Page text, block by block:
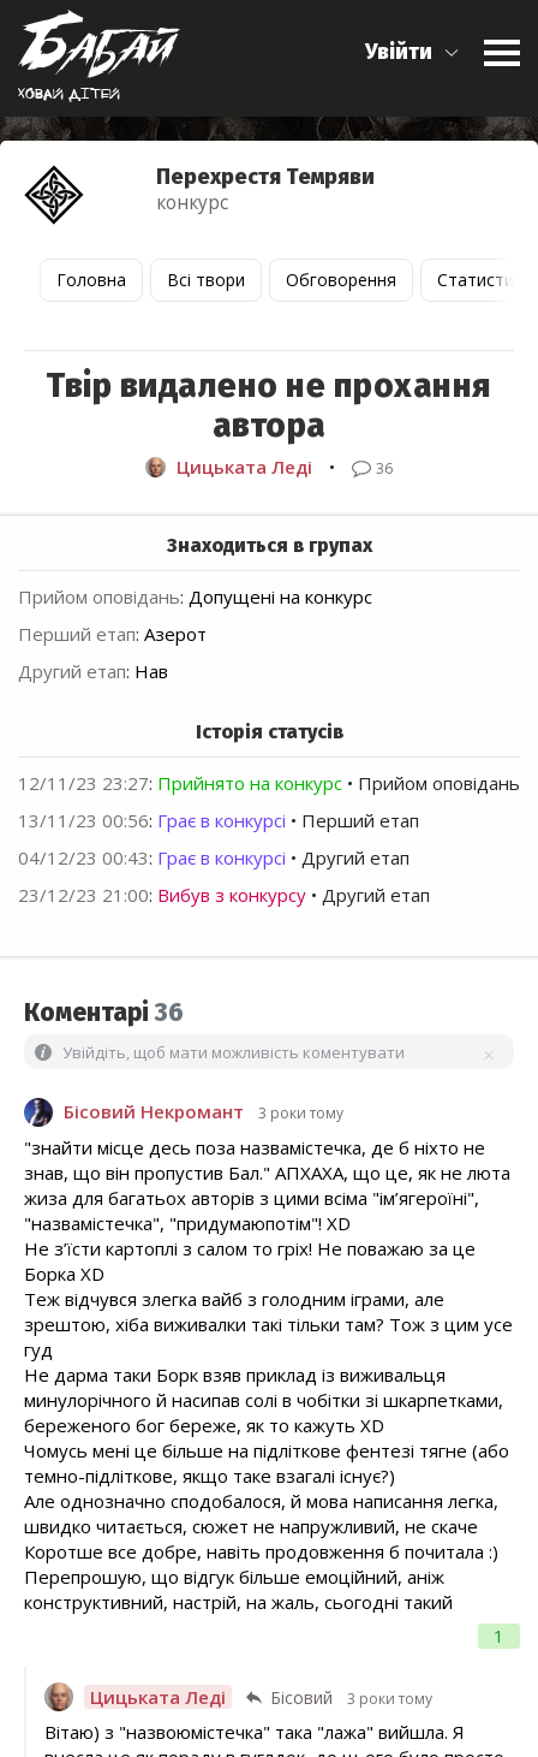
Ховай дiтей
Увійти
Перехрестя Темряви
конкурс
Головна Всі твори Обговорення Статистика
Твір видалено не прохання
автора
Цицьката Леді • 36
Знаходиться в групах
Прийом оповідань: Допущені на конкурс
Перший етап: Азерот
Другий етап: Нав
Історія статусів
12/11/23 23:27: Прийнято на конкурс • Прийом оповідань
13/11/23 00:56: Грає в конкурсі • Перший етап
04/12/23 00:43: Грає в конкурсі • Другий етап
23/12/23 21:00: Вибув з конкурсу • Другий етап
Коментарі36
Увійдіть, щоб мати можливість коментувати
Бісовий Некромант 3 роки тому
1
"знайти місце десь поза назвамістечка, де б ніхто не
знав, що він пропустив Бал." АПХАХА, що це, як не люта
жиза для багатьох авторів з цими всіма "ім’ягероїні",
"назвамістечка", "придумаюпотім"! XD
Не з’їсти картоплі з салом то гріх! Не поважаю за це
Борка XD
Теж відчувся злегка вайб з голодним іграми, але
зрештою, хіба виживалки такі тільки там? Тож з цим усе
гуд
Не дарма таки Борк взяв приклад із виживальця
минулорічного й насипав солі в чобітки зі шкарпетками,
береженого бог береже, як то кажуть XD
Чомусь мені це більше на підліткове фентезі тягне (або
темно-підліткове, якщо таке взагалі існує?)
Але однозначно сподобалося, й мова написання легка,
швидко читається, сюжет не напружливий, не скаче
Коротше все добре, навіть продовження б почитала :)
Перепрошую, що відгук більше емоційний, аніж
конструктивний, настрій, на жаль, сьогодні такий
Цицьката Леді Бісовий 3 роки тому
Вітаю) з "назвоюмістечка" така "лажа" вийшла. Я